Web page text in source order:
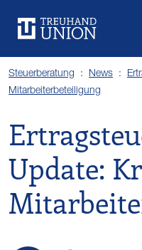
Steuerberatung News
Mitarbeiterbeteiligung
Update: